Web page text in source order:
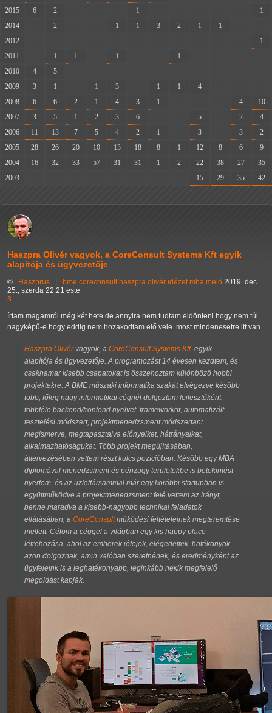
2015
6 2 1
1
2014
2 1 1 3 2 1 1
2012
1
2011
1 1 1 1
2010
4 5
2009
3 1 1 3 1 1 4
2008
6 6 2 1 4 3 1 4
10
2007
3 5 1 2 3 6 5 2
4
2006
11 13 7 5 4 2 1 3 3
2
2005
28 26 20 10 13 18 8 1 12 8 6
9
2004
16 32 33 57 31 31 1 2 22 38 27
35
2003
15 29 35 42
Haszpra Olivér vagyok, a CoreConsult Systems Kft egyik
alapítója és ügyvezetője
© Haszprus bme coreconsult haszpra olivér idézet mba meló 2019. dec
25., szerda 22:21 este
3
írtam magamról még két hete de annyira nem tudtam eldönteni hogy nem túl
nagyképű-e hogy eddig nem hozakodtam elő vele. most mindenesetre itt van.
Haszpra Olivérvagyok, a CoreConsult Systems Kft. egyik
alapítója és ügyvezetője. A programozást 14 évesen kezdtem, és
csakhamar kisebb csapatokat is összehoztam különböző hobbi
projektekre. A BME műszaki informatika szakát elvégezve később
több, főleg nagy informatikai cégnél dolgoztam fejlesztőként,
többféle backend/frontend nyelvet, frameworköt, automatizált
tesztelési módszert, projektmenedzsment módszertant
megismerve, megtapasztalva előnyeiket, hátrányaikat,
alkalmazhatóságukat. Több projekt megújításában,
áttervezésében vettem részt kulcs pozícióban. Később egy MBA
diplomával menedzsment és pénzügy területekbe is betekintést
nyertem, és az üzlettársammal már egy korábbi startupban is
együttműködve a projektmenedzsment felé vettem az irányt,
benne maradva a kisebb-nagyobb technikai feladatok
ellátásában, a CoreConsultműködési feltételeinek megteremtése
mellett. Célom a céggel a világban egy kis happy place
létrehozása, ahol az emberek jófejek, elégedettek, hatékonyak,
azon dolgoznak, amin valóban szeretnének, és eredményként az
ügyfeleink is a leghatékonyabb, leginkább nekik megfelelő
megoldást kapják.